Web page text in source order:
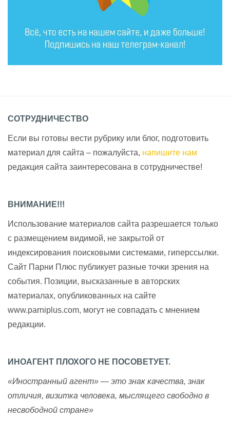
СОТРУДНИЧЕСТВО
Если вы готовы вести рубрику или блог, подготовить
материал для сайта – пожалуйста, напишите нам
редакция сайта заинтересована в сотрудничестве!
ВНИМАНИЕ!!!
Использование материалов сайта разрешается только
с размещением видимой, не закрытой от
индексирования поисковыми системами, гиперссылки.
Сайт Парни Плюс публикует разные точки зрения на
события. Позиции, высказанные в авторских
материалах, опубликованных на сайте
www.parniplus.com, могут не совпадать с мнением
редакции.
ИНОАГЕНТ ПЛОХОГО НЕ ПОСОВЕТУЕТ.
«Иностранный агент» — это знак качества, знак
отличия, визитка человека, мыслящего свободно в
несвободной стране»